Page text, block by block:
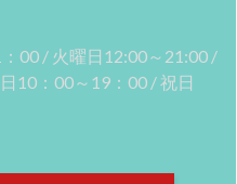
00 / 火曜日12:00～21:00 /
10：00～19：00 / 祝日